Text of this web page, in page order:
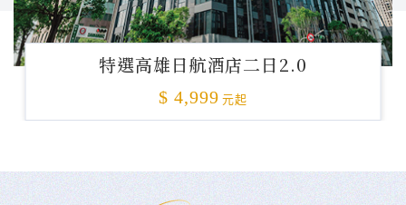
特選高雄日航酒店二日2.0
$ 4,999 元起